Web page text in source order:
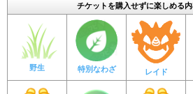
【2022年2月17日】
「実世界でのPokémon GO Tour
い」をヨーロッパの一部都市で
【2022年2月16日】
チケットを購入せずに楽しめる
野生 特別なわざ レイド